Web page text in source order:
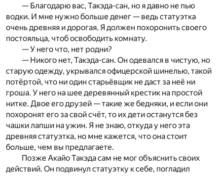
— Благодарю вас, Такэда-сан, но я давно не пью
водки. И мне нужно больше денег — ведь статуэтка
очень древняя и дорогая. Я должен похоронить своего
постояльца, чтоб освободить комнату.
— У него что, нет родни?
— Никого нет, Такэда-сан. Он одевался в чистую, но
старую одежду, укрывался офицерской шинелью, такой
потёртой, что ни один старьёвщик не даст за неё ни
гроша. У него на шее деревянный крестик на простой
нитке. Двое его друзей — такие же бедняки, и если они
похоронят его за свой счёт, то их дети останутся без
чашки лапши на ужин. Я не знаю, откуда у него эта
древняя статуэтка, но мне кажется, что она стоит
больше, чем вы предлагаете.
Позже Акайо Такэда сам не мог объяснить своих
действий. Он подвинул статуэтку к себе, погладил